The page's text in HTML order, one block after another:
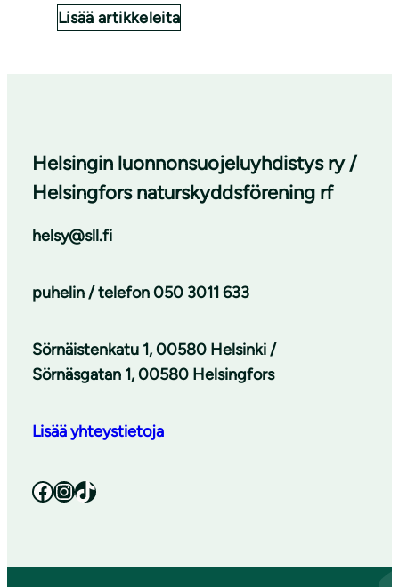
Lisää artikkeleita
Helsingin luonnonsuojeluyhdistys ry /
Helsingfors naturskyddsförening rf
helsy@sll.fi
puhelin / telefon050 3011 633
Sörnäistenkatu 1, 00580 Helsinki /
Sörnäsgatan 1, 00580 Helsingfors
Lisää yhteystietoja
Facebook InstagramTikTok